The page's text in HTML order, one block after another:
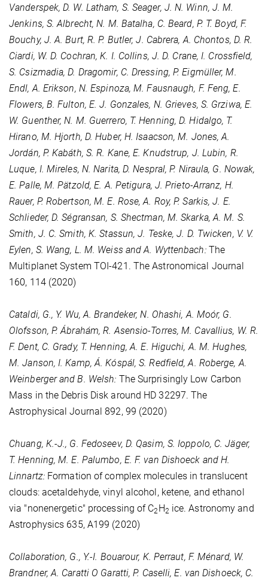
Vanderspek, D. W. Latham, S. Seager, J. N. Winn, J. M.
Jenkins, S. Albrecht, N. M. Batalha, C. Beard, P. T. Boyd, F.
Bouchy, J. A. Burt, R. P. Butler, J. Cabrera, A. Chontos, D. R.
Ciardi, W. D. Cochran, K. I. Collins, J. D. Crane, I. Crossfield,
S. Csizmadia, D. Dragomir, C. Dressing, P. Eigmüller, M.
Endl, A. Erikson, N. Espinoza, M. Fausnaugh, F. Feng, E.
Flowers, B. Fulton, E. J. Gonzales, N. Grieves, S. Grziwa, E.
W. Guenther, N. M. Guerrero, T. Henning, D. Hidalgo, T.
Hirano, M. Hjorth, D. Huber, H. Isaacson, M. Jones, A.
Jordán, P. Kabáth, S. R. Kane, E. Knudstrup, J. Lubin, R.
Luque, I. Mireles, N. Narita, D. Nespral, P. Niraula, G. Nowak,
E. Palle, M. Pätzold, E. A. Petigura, J. Prieto-Arranz, H.
Rauer, P. Robertson, M. E. Rose, A. Roy, P. Sarkis, J. E.
Schlieder, D. Ségransan, S. Shectman, M. Skarka, A. M. S.
Smith, J. C. Smith, K. Stassun, J. Teske, J. D. Twicken, V. V.
Eylen, S. Wang, L. M. Weiss and A. Wyttenbach:The
Multiplanet System TOI-421. The Astronomical Journal
160, 114 (2020)
Cataldi, G., Y. Wu, A. Brandeker, N. Ohashi, A. Moór, G.
Olofsson, P. Ábrahám, R. Asensio-Torres, M. Cavallius, W. R.
F. Dent, C. Grady, T. Henning, A. E. Higuchi, A. M. Hughes,
M. Janson, I. Kamp, Á. Kóspál, S. Redfield, A. Roberge, A.
Weinberger and B. Welsh: The Surprisingly Low Carbon
Mass in the Debris Disk around HD 32297. The
Astrophysical Journal892, 99 (2020)
Chuang, K.-J., G. Fedoseev, D. Qasim, S. Ioppolo, C. Jäger,
T. Henning, M. E. Palumbo, E. F. van Dishoeck and H.
Linnartz:Formation of complex molecules in translucent
clouds: acetaldehyde, vinyl alcohol, ketene, and ethanol
via "nonenergetic" processing of C2 H2 ice. Astronomy and
Astrophysics 635, A199 (2020)
Collaboration, G., Y.-I. Bouarour, K. Perraut, F. Ménard, W.
Brandner, A. Caratti O Garatti, P. Caselli, E. van Dishoeck, C.